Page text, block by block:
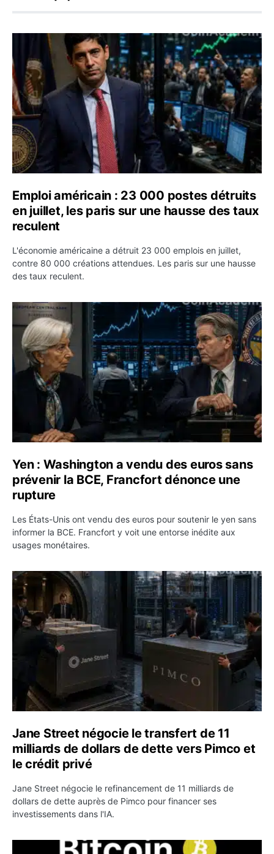
Emploi américain : 23 000 postes détruits en juillet, les
Emploi américain : 23 000 postes détruits
en juillet, les paris sur une hausse des taux
reculent
L'économie américaine a détruit 23 000 emplois en juillet,
contre 80 000 créations attendues. Les paris sur une hausse
des taux reculent.
Yen : Washington a vendu des euros sans prévenir la
Yen : Washington a vendu des euros sans
prévenir la BCE, Francfort dénonce une
rupture
Les États-Unis ont vendu des euros pour soutenir le yen sans
informer la BCE. Francfort y voit une entorse inédite aux
usages monétaires.
Jane Street négocie le transfert de 11 milliards de
Jane Street négocie le transfert de 11
milliards de dollars de dette vers Pimco et
le crédit privé
Jane Street négocie le refinancement de 11 milliards de
dollars de dette auprès de Pimco pour financer ses
investissements dans l'IA.
Bitcoin stagne à 64 000 dollars pendant que les